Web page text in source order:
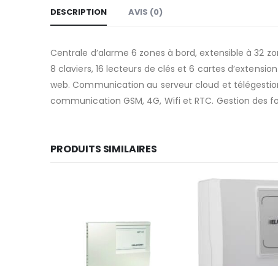
DESCRIPTION AVIS (0)
Centrale d’alarme 6 zones à bord, extensible à 32
8 claviers, 16 lecteurs de clés et 6 cartes
web. Communication au serveur cloud et télégestion
communication GSM, 4G, Wifi et RTC. Gestion
PRODUITS SIMILAIRES